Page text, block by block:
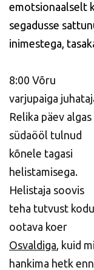
emotsionaalselt
segadusse
inimestega,
8:00 Võru
varjupaiga
Relika päev algas
südaööl tulnud
kõnele tagasi
helistamisega.
Helistaja soovis
teha tutvust kodu
ootava koer
Osvaldiga, kuid
hankima hetk